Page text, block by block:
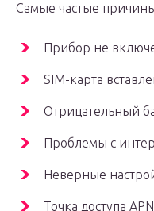
Самые частые
Прибор не
SIM-карта
Отрицательный
Проблемы с
Неверные
Точка доступа